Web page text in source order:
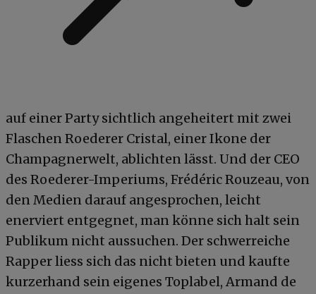
auf einer Party sichtlich angeheitert mit zwei
Flaschen Roederer Cristal, einer Ikone der
Champagnerwelt, ablichten lässt. Und der CEO
des Roederer-Imperiums, Frédéric Rouzeau, von
den Medien darauf angesprochen, leicht
enerviert entgegnet, man könne sich halt sein
Publikum nicht aussuchen. Der schwerreiche
Rapper liess sich das nicht bieten und kaufte
kurzerhand sein eigenes Toplabel, Armand de